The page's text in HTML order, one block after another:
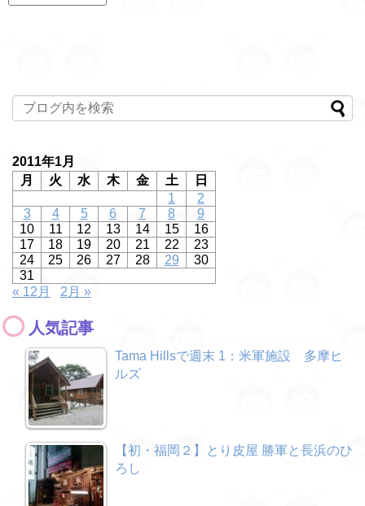
2011年1月
月
火 水 木 金 土
日
1
2
3
4 5 6 7 8
9
10
11 12 13 14 15
16
17
18 19 20 21 22
23
24
25 26 27 28 29
30
31
« 12月
2月 »
人気記事
Tama Hillsで週末 1：米軍施設 多摩ヒ
ルズ
【初・福岡２】とり皮屋 勝軍と長浜のひ
ろし